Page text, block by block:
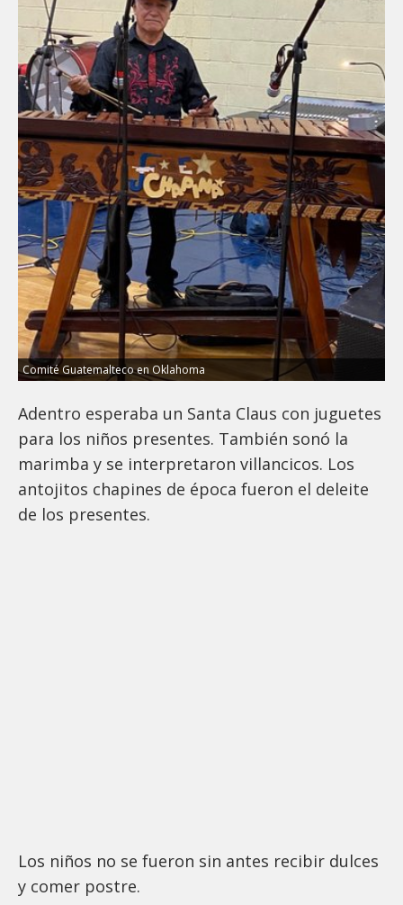
Comité Guatemalteco en Oklahoma
Adentro esperaba un Santa Claus con juguetes
para los niños presentes. También sonó la
marimba y se interpretaron villancicos. Los
antojitos chapines de época fueron el deleite
de los presentes.
Los niños no se fueron sin antes recibir dulces
y comer postre.